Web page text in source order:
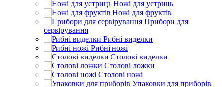
Ножі для устриць
Ножі для фруктів
Прибори для
сервірування
Рибні виделки
Рибні ножі
Столові виделки
Столові ложки
Столові ножі
Упаковки для приборів